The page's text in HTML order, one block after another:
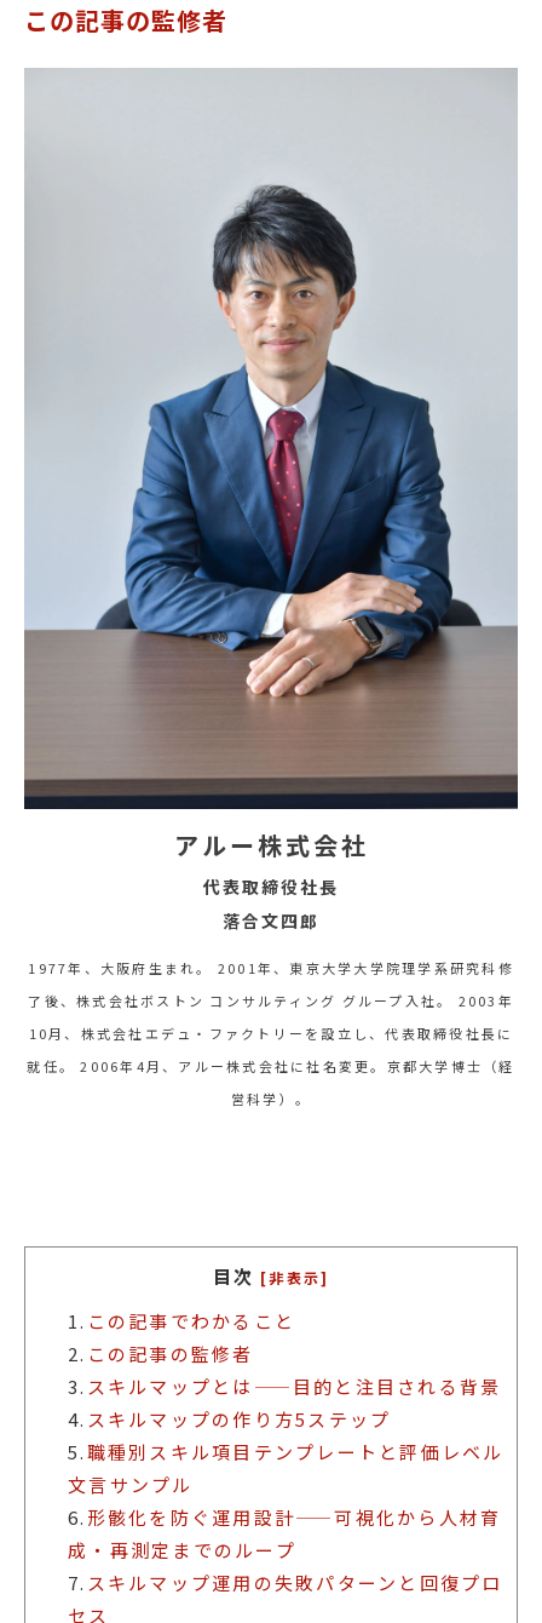
この記事の監修者
アルー株式会社
代表取締役社長
落合文四郎
1977年、大阪府生まれ。 2001年、東京大学大学院理学系研究科修
了後、株式会社ボストン コンサルティング グループ入社。 2003年
10月、株式会社エデュ・ファクトリーを設立し、代表取締役社長に
就任。 2006年4月、アルー株式会社に社名変更。京都大学博士（経
営科学）。
目次 [非表示]
1. この記事でわかること
2. この記事の監修者
3. スキルマップとは——目的と注目される背景
4. スキルマップの作り方5ステップ
5.職種別スキル項目テンプレートと評価レベル
文言サンプル
6. 形骸化を防ぐ運用設計——可視化から人材育
成・再測定までのループ
7. スキルマップ運用の失敗パターンと回復プロ
セス